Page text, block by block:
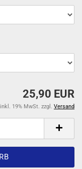
25,90 EUR
inkl. 19% MwSt. zzgl. Versand